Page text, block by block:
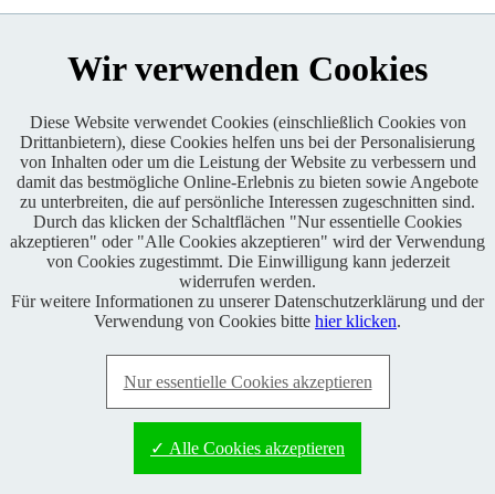
Enduro One Series Partner
Copyright © 2021 BABOONS GmbH. Alle Rechte vorbehalten.
Keine Haftung und kein Anspruch auf Vollständigkeit sowie
Richtigkeit von Inhalten, Berichten und Kommentaren.
Impressum|Datenschutz|RSS-Feed|Presse|
|Admin
Wir verwenden Cookies
Diese Website verwendet Cookies (einschließlich Cookies von
Drittanbietern), diese Cookies helfen uns bei der Personalisierung
von Inhalten oder um die Leistung der Website zu verbessern und
damit das bestmögliche Online-Erlebnis zu bieten sowie Angebote
zu unterbreiten, die auf persönliche Interessen zugeschnitten sind.
Durch das klicken der Schaltflächen "Nur essentielle Cookies
akzeptieren" oder "Alle Cookies akzeptieren" wird der Verwendung
von Cookies zugestimmt. Die Einwilligung kann jederzeit
widerrufen werden.
Für weitere Informationen zu unserer Datenschutzerklärung und der
Verwendung von Cookies bitte hier klicken.
Nur essentielle Cookies akzeptieren
✓ Alle Cookies akzeptieren